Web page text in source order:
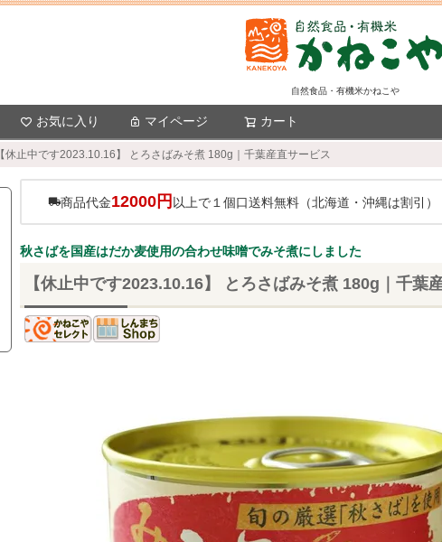
自然食品・有機米かねこや
お気に入り マイページ カート
【休止中です2023.10.16】 とろさばみそ煮 180g｜千葉産直サービス
商品代金12000円 以上で１個口送料無料（北海道・沖縄は割引
秋さばを国産はだか麦使用の合わせ味噌でみそ煮にしました
【休止中です2023.10.16】 とろさばみそ煮 180g｜千葉